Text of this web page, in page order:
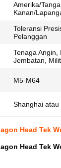
Amerika/
Kanan/
Toleransi
Pelanggan
Tenaga Angin,
Jembatan,
M5-M64
Shanghai atau
Head Tek
Head Tek